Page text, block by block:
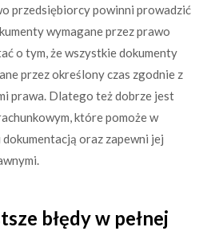
przedsiębiorcy powinni prowadzić
wymagane przez prawo
o tym, że wszystkie dokumenty
przez określony czas zgodnie z
prawa. Dlatego też dobrze jest
które pomoże w
oraz zapewni jej
błędy w pełnej